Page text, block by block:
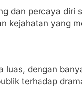
dan percaya diri
kejahatan yang
luas, dengan
terhadap